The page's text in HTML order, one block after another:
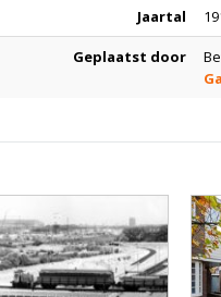
Jaartal
Geplaatst door